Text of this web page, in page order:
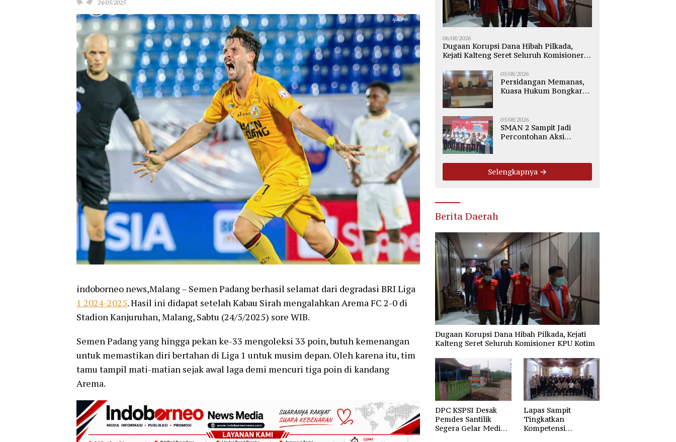
24/05/2025
indoborneo news,Malang – Semen Padang berhasil selamat dari degradasi BRI Liga
1 2024-2025. Hasil ini didapat setelah Kabau Sirah mengalahkan Arema FC 2-0 di
Stadion Kanjuruhan, Malang, Sabtu (24/5/2025) sore WIB.
Semen Padang yang hingga pekan ke-33 mengoleksi 33 poin, butuh kemenangan
untuk memastikan diri bertahan di Liga 1 untuk musim depan. Oleh karena itu, tim
tamu tampil mati-matian sejak awal laga demi mencuri tiga poin di kandang
Arema.
06/08/2026
Dugaan Korupsi Dana Hibah Pilkada,
Kejati Kalteng Seret Seluruh Komisioner
05/08/2026
Persidangan Memanas,
Kuasa Hukum Bongkar
PT WMGK
05/08/2026
SMAN 2 Sampit Jadi
Percontohan Aksi
Stunting
Selengkapnya
Berita Daerah
Dugaan Korupsi Dana Hibah Pilkada, Kejati
Kalteng Seret Seluruh Komisioner KPU Kotim
DPC KSPSI Desak
Pemdes Santilik
Segera Gelar Mediasi
Lapas Sampit
Tingkatkan
Kompetensi